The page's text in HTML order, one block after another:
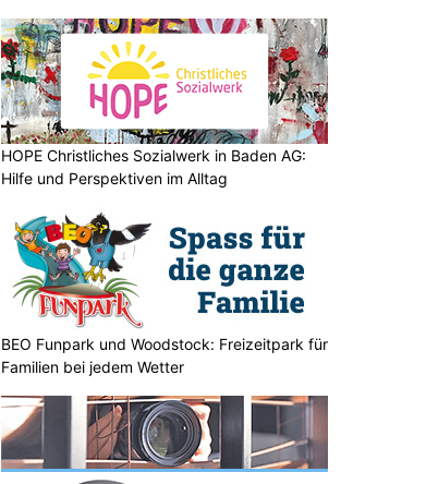
HOPE Christliches Sozialwerk in Baden AG:
Hilfe und Perspektiven im Alltag
BEO Funpark und Woodstock: Freizeitpark für
Familien bei jedem Wetter